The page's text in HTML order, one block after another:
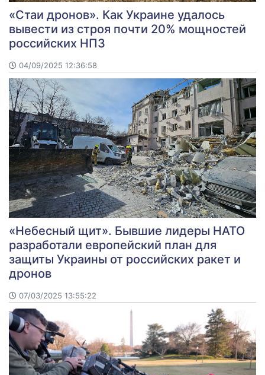
«Стаи дронов». Как Украине удалось
вывести из строя почти 20% мощностей
российских НПЗ
04/09/2025 12:36:58
«Небесный щит». Бывшие лидеры НАТО
разработали европейский план для
защиты Украины от российских ракет и
дронов
07/03/2025 13:55:22